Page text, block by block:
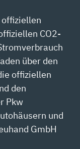
offiziellen
CO2-
über den
offiziellen
den
Pkw
und
GmbH